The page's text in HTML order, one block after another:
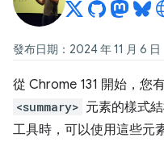
發布日期：2024 年 11 月 6 日
從 Chrome 131 開始，您
<summary> 元素的樣式
工具時，可以使用這些元素